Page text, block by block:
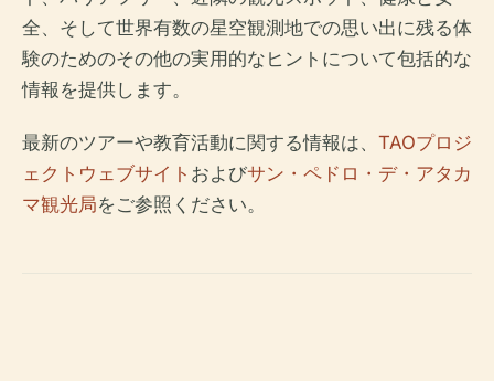
全、そして世界有数の星空観測地での思い出に残る体
験のためのその他の実用的なヒントについて包括的な
情報を提供します。
最新のツアーや教育活動に関する情報は、 TAOプロジ
ェクトウェブサイト およびサン・ペドロ・デ・アタカ
マ観光局をご参照ください。